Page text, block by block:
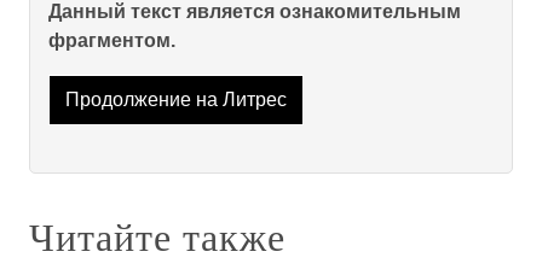
Данный текст является ознакомительным
фрагментом.
Продолжение на Литрес
Читайте также